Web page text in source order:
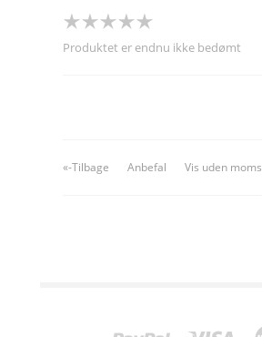
Produktet er endnu ikke bedømt
«-Tilbage Anbefal Vis uden moms